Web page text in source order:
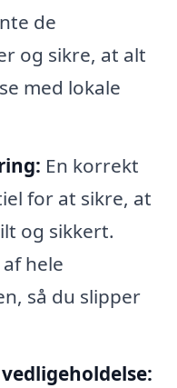
de
og sikre, at alt
med lokale
En korrekt
for at sikre, at
og sikkert.
hele
så du slipper